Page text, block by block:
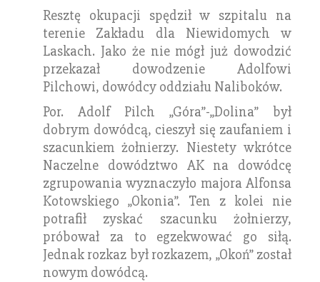
Resztę okupacji spędził w szpitalu na
terenie Zakładu dla Niewidomych w
Laskach. Jako że nie mógł już dowodzić
przekazał dowodzenie Adolfowi
Pilchowi, dowódcy oddziału Naliboków.
Por. Adolf Pilch „Góra”-„Dolina” był
dobrym dowódcą, cieszył się zaufaniem i
szacunkiem żołnierzy. Niestety wkrótce
Naczelne dowództwo AK na dowódcę
zgrupowania wyznaczyło majora Alfonsa
Kotowskiego „Okonia”. Ten z kolei nie
potrafił zyskać szacunku żołnierzy,
próbował za to egzekwować go siłą.
Jednak rozkaz był rozkazem, „Okoń” został
nowym dowódcą.